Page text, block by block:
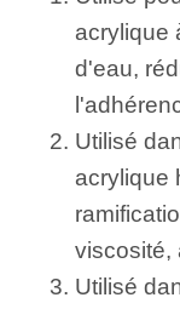
acrylique
d'eau,
Utilisé
acrylique
viscosité,
Utilisé